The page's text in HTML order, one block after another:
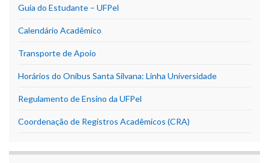
Guia do Estudante – UFPel
Calendário Acadêmico
Transporte de Apoio
Horários do Onibus Santa Silvana: Linha Universidade
Regulamento de Ensino da UFPel
Coordenação de Registros Acadêmicos (CRA)